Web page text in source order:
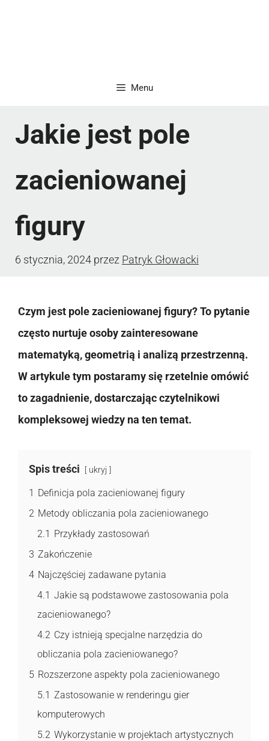
Menu
Jakie jest pole
zacieniowanej
figury
6 stycznia, 2024 przez Patryk Głowacki
Czym jest pole zacieniowanej figury? To pytanie
często nurtuje osoby zainteresowane
matematyką, geometrią i analizą przestrzenną.
W artykule tym postaramy się rzetelnie omówić
to zagadnienie, dostarczając czytelnikowi
kompleksowej wiedzy na ten temat.
Spis treści ukryj
1 Definicja pola zacieniowanej figury
2 Metody obliczania pola zacieniowanego
2.1 Przykłady zastosowań
3 Zakończenie
4 Najczęściej zadawane pytania
4.1 Jakie są podstawowe zastosowania pola
zacieniowanego?
4.2 Czy istnieją specjalne narzędzia do
obliczania pola zacieniowanego?
5 Rozszerzone aspekty pola zacieniowanego
5.1 Zastosowanie w renderingu gier
komputerowych
5.2 Wykorzystanie w projektach artystycznych